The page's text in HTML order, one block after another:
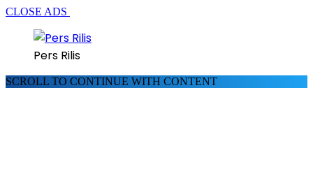
CLOSE ADS
Pers Rilis
SCROLL TO CONTINUE WITH CONTENT